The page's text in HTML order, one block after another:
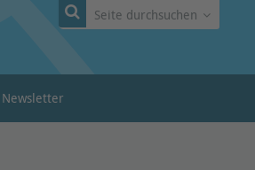
Seite durchsuchen
Newsletter